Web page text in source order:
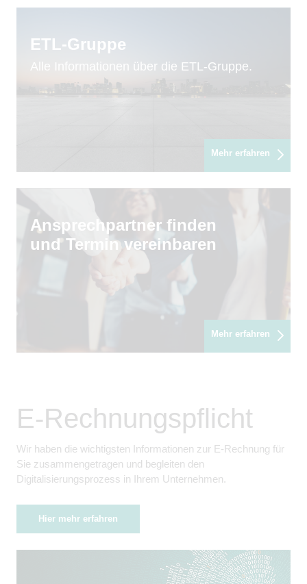
ETL-Gruppe
Alle Informationen über die ETL-Gruppe.
Mehr erfahren
Ansprechpartner finden
und Termin vereinbaren
Mehr erfahren
E-Rechnungspflicht
Wir haben die wichtigsten Informationen zur E-Rechnung für
Sie zusammengetragen und begleiten den
Digitalisierungsprozess in Ihrem Unternehmen.
Hier mehr erfahren